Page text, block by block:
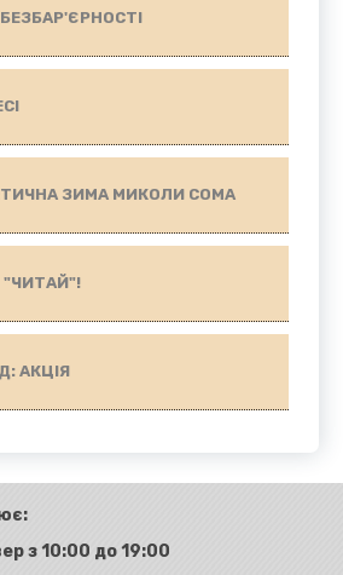
ЗИМА МИКОЛИ СОМА
"ЧИТАЙ"!
АКЦІЯ
з 10:00 до 19:00